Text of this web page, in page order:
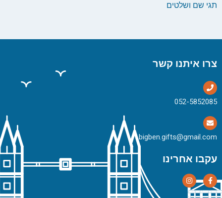
תגי שם ושלטים
צרו איתנו קשר
bigben.gifts@gmail.com
עקבו אחרינו